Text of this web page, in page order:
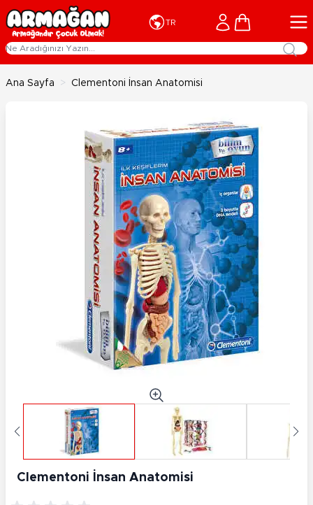
İçeriğe geç
TR Cart
Ana Sayfa > Clementoni İnsan Anatomisi
Clementoni İnsan Anatomisi